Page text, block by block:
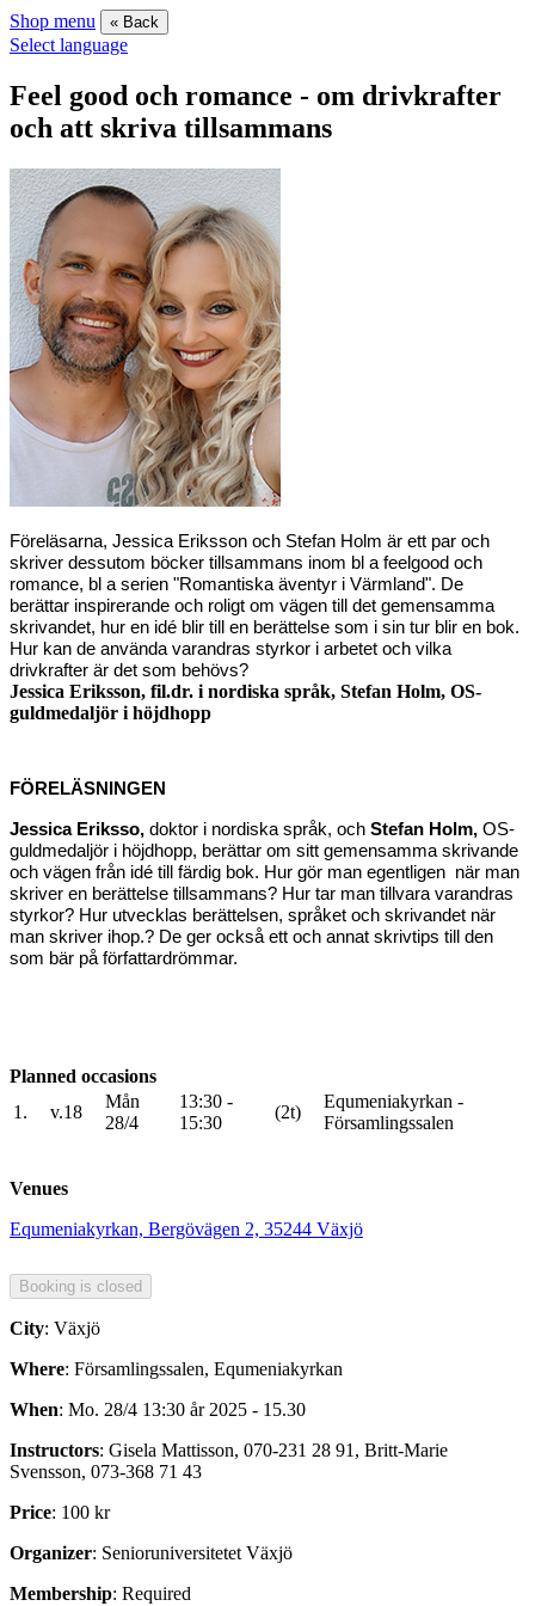
Shop menu « Back
Select language
Feel good och romance - om drivkrafter
och att skriva tillsammans
Föreläsarna, Jessica Eriksson och Stefan Holm är ett par och
skriver dessutom böcker tillsammans inom bl a feelgood och
romance, bl a serien "Romantiska äventyr i Värmland". De
berättar inspirerande och roligt om vägen till det gemensamma
skrivandet, hur en idé blir till en berättelse som i sin tur blir en bok.
Hur kan de använda varandras styrkor i arbetet och vilka
drivkrafter är det som behövs?
Jessica Eriksson, fil.dr. i nordiska språk, Stefan Holm, OS-
guldmedaljör i höjdhopp
FÖRELÄSNINGEN
Jessica Eriksso, doktor i nordiska språk, och Stefan Holm, OS-
guldmedaljör i höjdhopp, berättar om sitt gemensamma skrivande
och vägen från idé till färdig bok. Hur gör man egentligen när man
skriver en berättelse tillsammans? Hur tar man tillvara varandras
styrkor? Hur utvecklas berättelsen, språket och skrivandet när
man skriver ihop.? De ger också ett och annat skrivtips till den
som bär på författardrömmar.
Planned occasions
1.
v.18
Mån
28/4
13:30 -
15:30
(2t)
Equmeniakyrkan -
Församlingssalen
Venues
Equmeniakyrkan, Bergövägen 2, 35244 Växjö
City: Växjö
Where: Församlingssalen, Equmeniakyrkan
When: Mo. 28/4 13:30 år 2025 - 15.30
Instructors: Gisela Mattisson, 070-231 28 91, Britt-Marie
Svensson, 073-368 71 43
Price: 100 kr
Organizer: Senioruniversitetet Växjö
Membership: Required